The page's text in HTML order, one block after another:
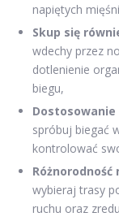
napiętych
Skup się
wdechy przez
dotlenienie
biegu,
spróbuj biegać
kontrolować
wybieraj trasy
ruchu oraz